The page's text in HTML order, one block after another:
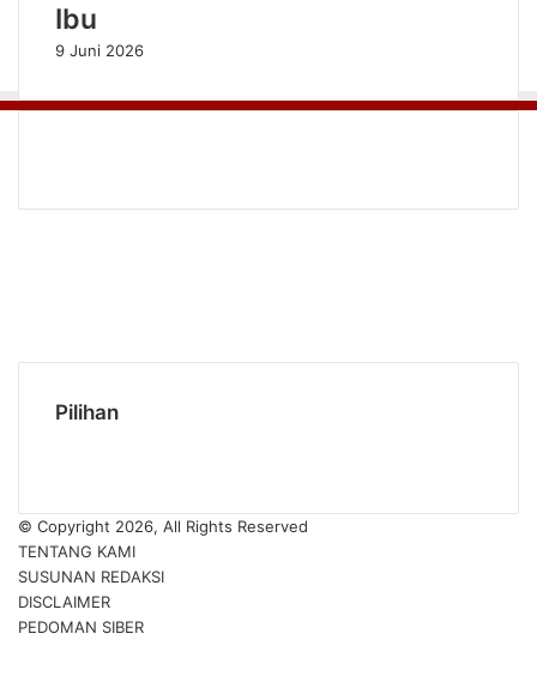
Ibu
9 Juni 2026
Pilihan
© Copyright 2026, All Rights Reserved
TENTANG KAMI
SUSUNAN REDAKSI
DISCLAIMER
PEDOMAN SIBER